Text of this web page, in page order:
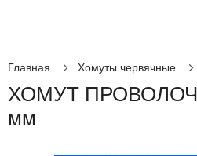
Главная Хомуты червячные
ХОМУТ
мм